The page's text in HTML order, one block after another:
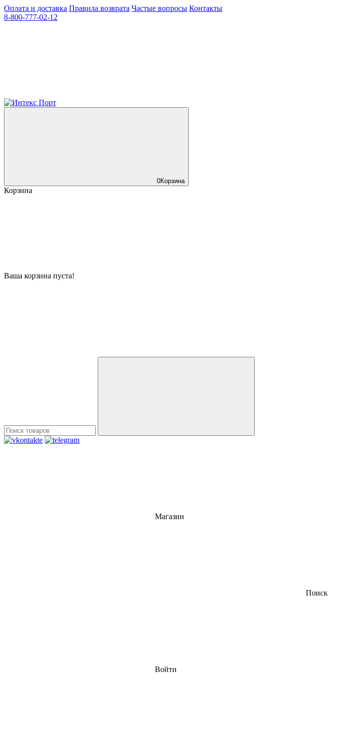
Оплата и доставка Правила возврата Частые вопросы Контакты
8-800-777-02-12
0Корзина
Корзина
Ваша корзина пуста!
Магазин
Поиск
Войти